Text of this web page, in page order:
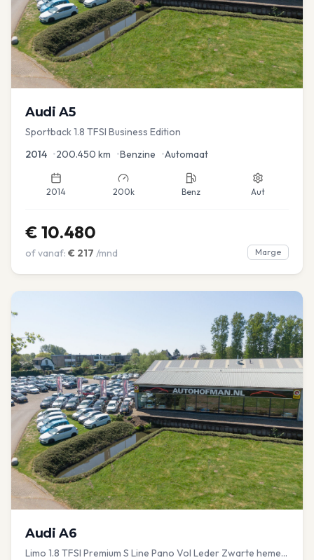
Audi A5
Sportback 1.8 TFSI Business Edition
2014 •200.450 km •Benzine •Automaat
2014 200k Benz Aut
€ 10.480
of vanaf: € 217 /mnd Marge
Audi A6
Limo 1.8 TFSI Premium S Line Pano Vol Leder Zwarte hemel